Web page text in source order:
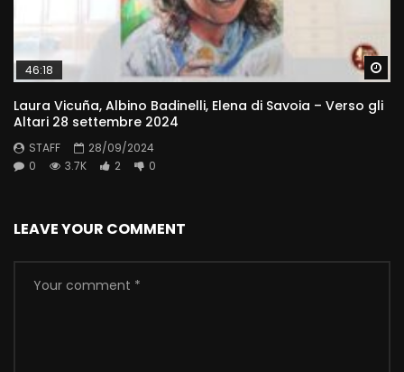
46:18
Laura Vicuña, Albino Badinelli, Elena di Savoia – Verso gli
Altari 28 settembre 2024
STAFF
28/09/2024
0
3.7K 2 0
LEAVE YOUR COMMENT